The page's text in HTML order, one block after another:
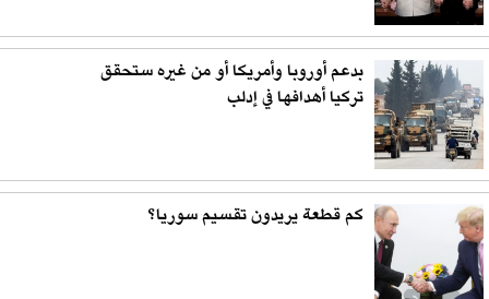
بدعم أوروبا وأمريكا أو من غيره ستحقق
تركيا أهدافها في إدلب
كم قطعة يريدون تقسيم سوريا؟